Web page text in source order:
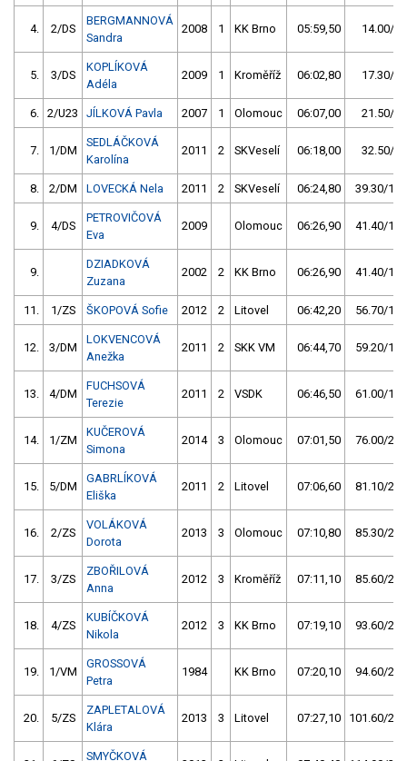
4. 2/DS
BERGMANNOVÁ
Sandra
2008 1 KK Brno 05:59,50 14.00/
5. 3/DS
KOPLÍKOVÁ
Adéla
2009 1 Kroměříž 06:02,80 17.30/
6. 2/U23 JÍLKOVÁ Pavla 2007 1 Olomouc 06:07,00 21.50/
7. 1/DM
SEDLÁČKOVÁ
Karolína
2011 2 SKVeselí 06:18,00 32.50/
8. 2/DM LOVECKÁ Nela 2011 2 SKVeselí 06:24,80 39.30/
9. 4/DS
PETROVIČOVÁ
Eva
2009 Olomouc 06:26,90 41.40/
9.
DZIADKOVÁ
Zuzana
2002 2 KK Brno 06:26,90 41.40/
11. 1/ZS ŠKOPOVÁ Sofie 2012 2 Litovel 06:42,20 56.70/
12. 3/DM
LOKVENCOVÁ
Anežka
2011 2 SKK VM 06:44,70 59.20/
13. 4/DM
FUCHSOVÁ
Terezie
2011 2 VSDK 06:46,50 61.00/
14. 1/ZM
KUČEROVÁ
Simona
2014 3 Olomouc 07:01,50 76.00/
15. 5/DM
GABRLÍKOVÁ
Eliška
2011 2 Litovel 07:06,60 81.10/
16. 2/ZS
VOLÁKOVÁ
Dorota
2013 3 Olomouc 07:10,80 85.30/
17. 3/ZS
ZBOŘILOVÁ
Anna
2012 3 Kroměříž 07:11,10 85.60/
18. 4/ZS
KUBÍČKOVÁ
Nikola
2012 3 KK Brno 07:19,10 93.60/
19. 1/VM
GROSSOVÁ
Petra
1984 KK Brno 07:20,10 94.60/
20. 5/ZS
ZAPLETALOVÁ
Klára
2013 3 Litovel 07:27,10 101.60/
SMYČKOVÁ